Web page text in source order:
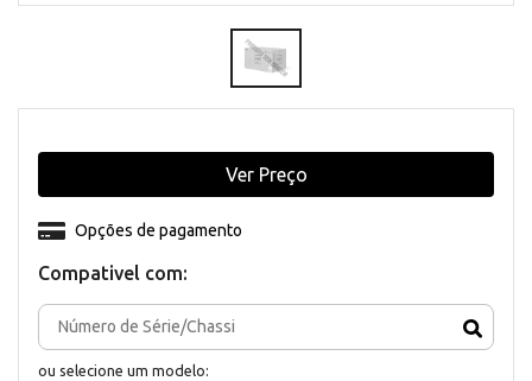
Compativel com:
ou selecione um modelo:
Opções de pagamento
Ver Preço